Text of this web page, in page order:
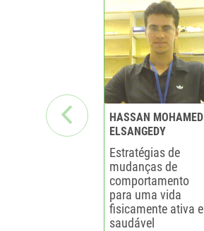
HASSAN MOHAMED
ELSANGEDY
Estratégias de
mudanças de
comportamento
para uma vida
fisicamente ativa e
saudável